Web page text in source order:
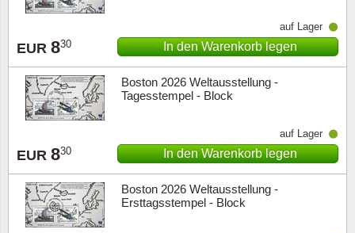
EUR 830
auf Lager
In den Warenkorb legen
Boston 2026 Weltausstellung -
Tagesstempel - Block
EUR 830
auf Lager
In den Warenkorb legen
Boston 2026 Weltausstellung -
Ersttagsstempel - Block